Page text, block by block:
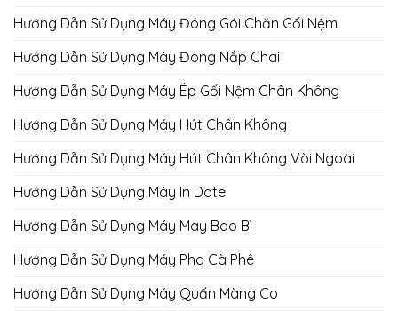
Hướng Dẫn Sử Dụng Máy Đóng Gói Chăn Gối Nệm
Hướng Dẫn Sử Dụng Máy Đóng Nắp Chai
Hướng Dẫn Sử Dụng Máy Ép Gối Nệm Chân Không
Hướng Dẫn Sử Dụng Máy Hút Chân Không
Hướng Dẫn Sử Dụng Máy Hút Chân Không Vòi Ngoài
Hướng Dẫn Sử Dụng Máy In Date
Hướng Dẫn Sử Dụng Máy May Bao Bì
Hướng Dẫn Sử Dụng Máy Pha Cà Phê
Hướng Dẫn Sử Dụng Máy Quấn Màng Co